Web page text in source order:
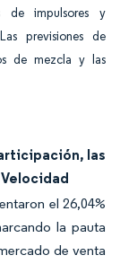
de impulsores y
previsiones de
de mezcla y las
las
el 26,04%
la pauta
de venta